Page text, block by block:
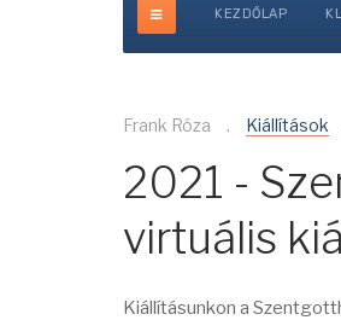
KEZDŐLAP
Frank Róza Kiállítások
2021 -
virtuális
Kiállításunkon a